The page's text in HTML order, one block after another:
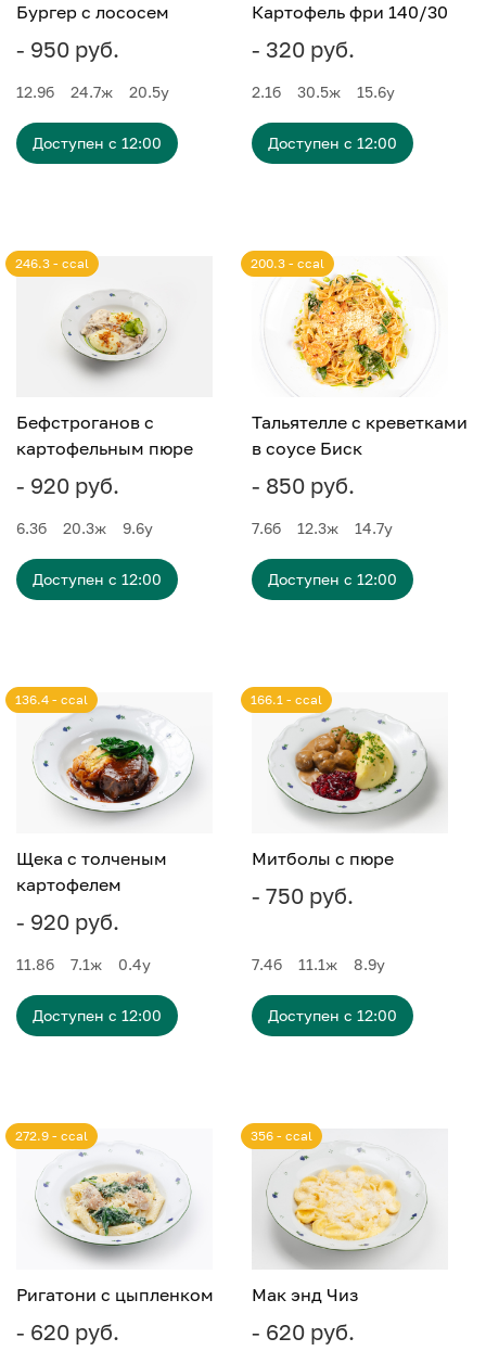
Бургер с лососем
- 950 руб.
12.9б 24.7ж 20.5у
Доступен с 12:00
Картофель фри 140/30
- 320 руб.
2.1б 30.5ж 15.6у
Доступен с 12:00
Бефстроганов с
картофельным пюре
- 920 руб.
246.3 - ccal
6.3б 20.3ж 9.6у
Доступен с 12:00
Тальятелле с креветками
в соусе Биск
- 850 руб.
200.3 - ccal
7.6б 12.3ж 14.7у
Доступен с 12:00
Щека с толченым
картофелем
- 920 руб.
136.4 - ccal
11.8б 7.1ж 0.4у
Доступен с 12:00
Митболы с пюре
- 750 руб.
166.1 - ccal
7.4б 11.1ж 8.9у
Доступен с 12:00
Ригатони с цыпленком
- 620 руб.
272.9 - ccal
Мак энд Чиз
- 620 руб.
356 - ccal